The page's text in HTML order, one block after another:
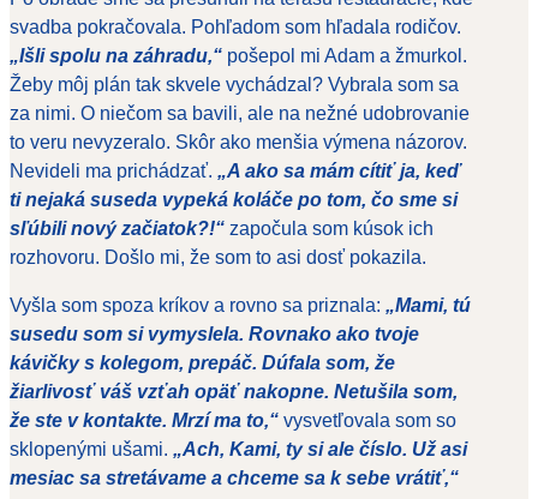
svadba pokračovala. Pohľadom som hľadala rodičov.
„Išli spolu na záhradu,“ pošepol mi Adam a žmurkol.
Žeby môj plán tak skvele vychádzal? Vybrala som sa
za nimi. O niečom sa bavili, ale na nežné udobrovanie
to veru nevyzeralo. Skôr ako menšia výmena názorov.
Nevideli ma prichádzať. „A ako sa mám cítiť ja, keď
ti nejaká suseda vypeká koláče po tom, čo sme si
sľúbili nový začiatok?!“ započula som kúsok ich
rozhovoru. Došlo mi, že som to asi dosť pokazila.
Vyšla som spoza kríkov a rovno sa priznala: „Mami, tú
susedu som si vymyslela. Rovnako ako tvoje
kávičky s kolegom, prepáč. Dúfala som, že
žiarlivosť váš vzťah opäť nakopne. Netušila som,
že ste v kontakte. Mrzí ma to,“ vysvetľovala som so
sklopenými ušami. „Ach, Kami, ty si ale číslo. Už asi
mesiac sa stretávame a chceme sa k sebe vrátiť,“